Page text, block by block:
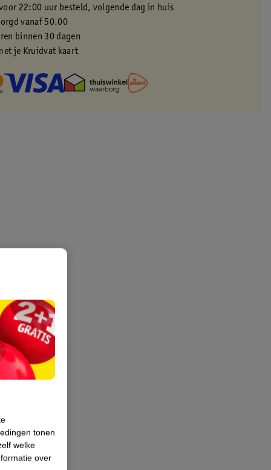
22:00 uur besteld, volgende dag in huis
vanaf 50.00
binnen 30 dagen
je Kruidvat kaart
tonen
welke
over